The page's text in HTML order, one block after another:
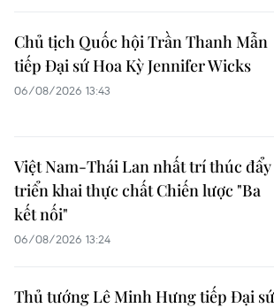
Chủ tịch Quốc hội Trần Thanh Mẫn
tiếp Đại sứ Hoa Kỳ Jennifer Wicks
06/08/2026 13:43
Việt Nam-Thái Lan nhất trí thúc đẩy
triển khai thực chất Chiến lược "Ba
kết nối"
06/08/2026 13:24
Thủ tướng Lê Minh Hưng tiếp Đại sứ